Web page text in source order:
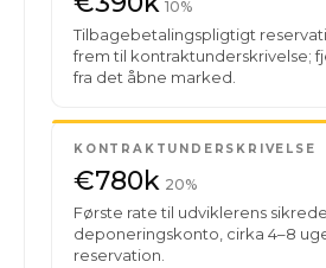
10%
Tilbagebetalingspligtigt
frem til kontraktunderskrivelse;
fra det åbne marked.
KONTRAKTUNDERSKRIVELSE
€780k 20%
Første rate til udviklerens sikrede
deponeringskonto, cirka 4–8
reservation.